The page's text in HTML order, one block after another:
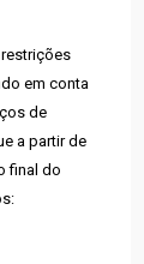
em conta
de
a partir de
final do